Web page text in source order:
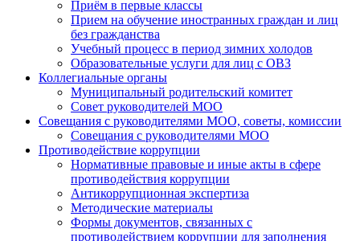
Приём в первые классы
Прием на обучение иностранных граждан и лиц
без гражданства
Учебный процесс в период зимних холодов
Образовательные услуги для лиц с ОВЗ
Коллегиальные органы
Муниципальный родительский комитет
Совет руководителей МОО
Совещания с руководителями МОО, советы, комиссии
Совещания с руководителями МОО
Противодействие коррупции
Нормативные правовые и иные акты в сфере
противодействия коррупции
Антикоррупционная экспертиза
Методические материалы
Формы документов, связанных с
противодействием коррупции для заполнения